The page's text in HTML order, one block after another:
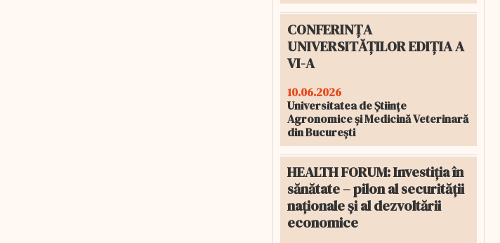
CONFERINȚA
UNIVERSITĂȚILOR EDIȚIA A
VI-A
10.06.2026
Universitatea de Științe
Agronomice și Medicină Veterinară
din București
HEALTH FORUM: Investiția în
sănătate – pilon al securității
naționale și al dezvoltării
economice